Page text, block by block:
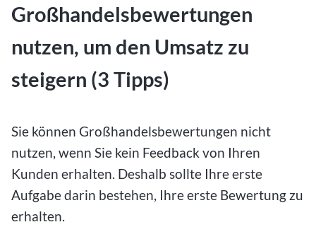
Großhandelsbewertungen
nutzen, um den Umsatz zu
steigern (3 Tipps)
Sie können Großhandelsbewertungen nicht
nutzen, wenn Sie kein Feedback von Ihren
Kunden erhalten. Deshalb sollte Ihre erste
Aufgabe darin bestehen, Ihre erste Bewertung zu
erhalten.